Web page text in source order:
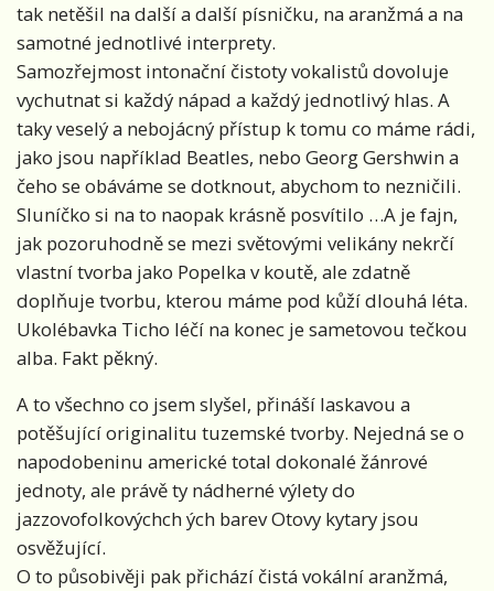
tak netěšil na další a další písničku, na aranžmá a na
samotné jednotlivé interprety.
Samozřejmost intonační čistoty vokalistů dovoluje
vychutnat si každý nápad a každý jednotlivý hlas. A
taky veselý a nebojácný přístup k tomu co máme rádi,
jako jsou například Beatles, nebo Georg Gershwin a
čeho se obáváme se dotknout, abychom to nezničili.
Sluníčko si na to naopak krásně posvítilo …A je fajn,
jak pozoruhodně se mezi světovými velikány nekrčí
vlastní tvorba jako Popelka v koutě, ale zdatně
doplňuje tvorbu, kterou máme pod kůží dlouhá léta.
Ukolébavka Ticho léčí na konec je sametovou tečkou
alba. Fakt pěkný.
A to všechno co jsem slyšel, přináší laskavou a
potěšující originalitu tuzemské tvorby. Nejedná se o
napodobeninu americké total dokonalé žánrové
jednoty, ale právě ty nádherné výlety do
jazzovofolkovýchch ých barev Otovy kytary jsou
osvěžující.
O to působivěji pak přichází čistá vokální aranžmá,